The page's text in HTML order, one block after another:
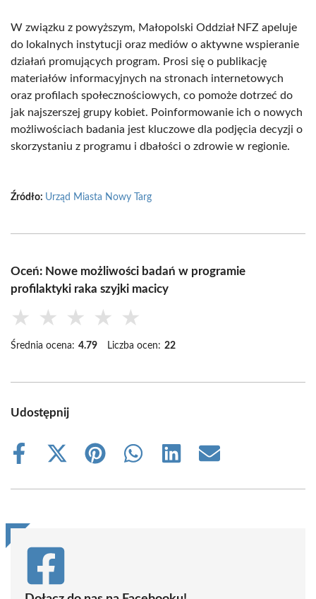
W związku z powyższym, Małopolski Oddział NFZ apeluje
do lokalnych instytucji oraz mediów o aktywne wspieranie
działań promujących program. Prosi się o publikację
materiałów informacyjnych na stronach internetowych
oraz profilach społecznościowych, co pomoże dotrzeć do
jak najszerszej grupy kobiet. Poinformowanie ich o nowych
możliwościach badania jest kluczowe dla podjęcia decyzji o
skorzystaniu z programu i dbałości o zdrowie w regionie.
Źródło: Urząd Miasta Nowy Targ
Oceń: Nowe możliwości badań w programie
profilaktyki raka szyjki macicy
★ ★ ★ ★ ★
Średnia ocena: 4.79 Liczba ocen: 22
Udostępnij
Share
Share
(Twitter)
Share
Share
Share
Share